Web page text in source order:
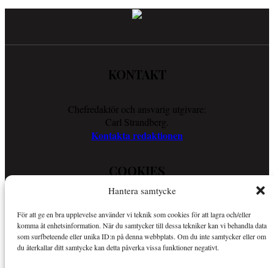
Hantera samtycke
För att ge en bra upplevelse använder vi teknik som cookies för att lagra och/eller
komma åt enhetsinformation. När du samtycker till dessa tekniker kan vi behandla data
som surfbeteende eller unika ID:n på denna webbplats. Om du inte samtycker eller om
du återkallar ditt samtycke kan detta påverka vissa funktioner negativt.
KONTAKT
Chefredaktör och ansvarig utgivare:
Carl Strandberg.
Kontakta redaktionen
COOKIES
din läsupplevelse.
Så använder vi cookies